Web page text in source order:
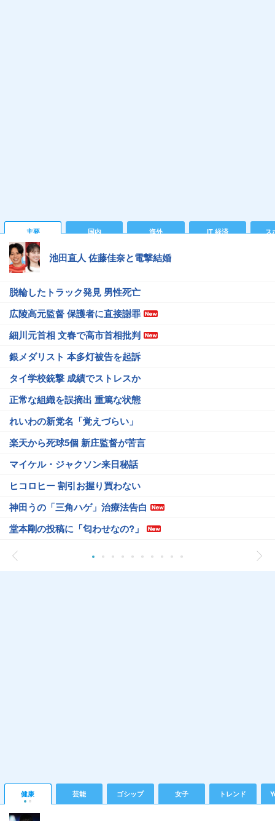
主要 国内 海外 IT 経済 ス
池田直人 佐藤佳奈と電撃結婚
脱輪したトラック発見 男性死亡
広陵高元監督 保護者に直接謝罪
細川元首相 文春で高市首相批判
銀メダリスト 本多灯被告を起訴
タイ学校銃撃 成績でストレスか
正常な組織を誤摘出 重篤な状態
れいわの新党名「覚えづらい」
楽天から死球5個 新庄監督が苦言
マイケル・ジャクソン来日秘話
ヒコロヒー 割引お握り買わない
神田うの「三角ハゲ」治療法告白
堂本剛の投稿に「匂わせなの?」
健康 芸能 ゴシップ 女子 トレンド